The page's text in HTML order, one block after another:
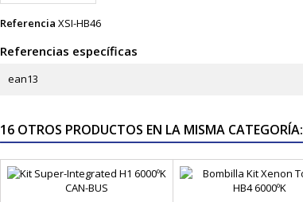
Referencia XSI-HB46
Referencias específicas
ean13
16 OTROS PRODUCTOS EN LA MISMA CATEGORÍA: